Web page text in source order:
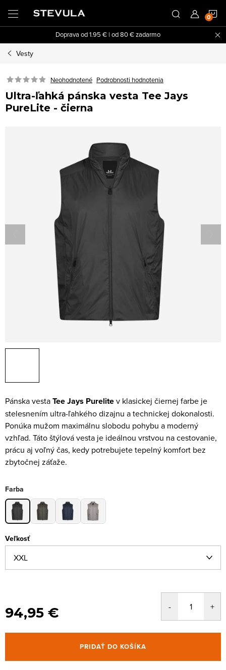
obsah
Doprava od 1.95 € | od 80 € zadarmo
Vesty
Neohodnotené Podrobnosti hodnotenia
Ultra-ľahká pánska vesta Tee Jays
PureLite - čierna
Pánska vestaTee Jays Purelitev klasickej čiernej farbe je
stelesnením ultra-ľahkého dizajnu a technickej dokonalosti.
Ponúka mužom maximálnu slobodu pohybu a moderný
vzhľad. Táto štýlová vesta je ideálnou vrstvou na cestovanie,
prácu aj voľný čas, kedy potrebujete tepelný komfort bez
zbytočnej záťaže.
Farba
Veľkosť
94,95 €
PRIDAŤ DO KOŠÍKA